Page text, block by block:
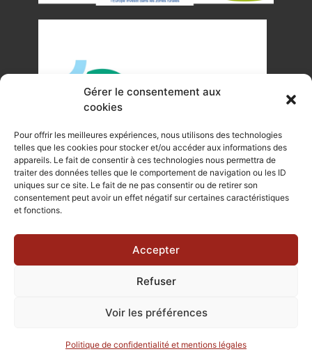
Gérer le consentement aux
cookies
Pour offrir les meilleures expériences, nous utilisons des technologies
telles que les cookies pour stocker et/ou accéder aux informations des
appareils. Le fait de consentir à ces technologies nous permettra de
traiter des données telles que le comportement de navigation ou les ID
uniques sur ce site. Le fait de ne pas consentir ou de retirer son
consentement peut avoir un effet négatif sur certaines caractéristiques
et fonctions.
Accepter
Refuser
Voir les préférences
Politique de confidentialité et mentions légales
©Tous droits réservés Office de Tourisme du Pays de
Plan du site
Site internet réalisé par Je
Communique